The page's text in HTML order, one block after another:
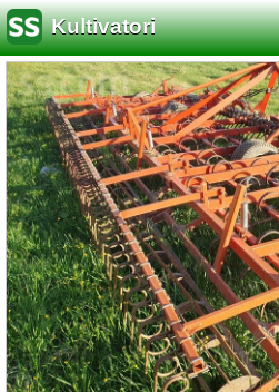
Kultivatori